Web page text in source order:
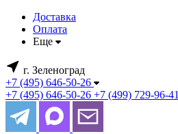
Доставка
Оплата
Еще
г. Зеленоград
+7 (495) 646-50-26
+7 (495) 646-50-26 +7 (499) 729-96-41